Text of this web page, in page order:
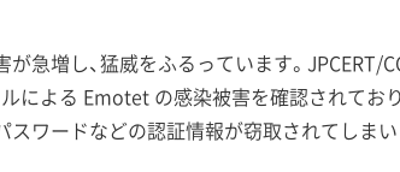
が急増し、猛威をふるっています。
による Emotet の感染被害を確認されてお
ワードなどの認証情報が窃取されてしまい